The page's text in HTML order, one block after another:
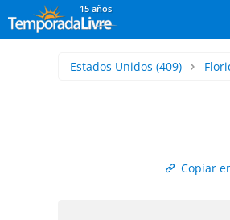
15 años
Estados Unidos (409)
Copiar